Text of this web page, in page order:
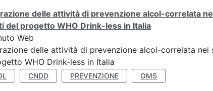
delle attività di prevenzione alcol-correlata
del progetto WHO Drink-less in Italia
Web
delle attività di prevenzione alcol-correlata
WHO Drink-less in Italia
CNDD PREVENZIONE OMS